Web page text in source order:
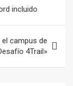
incluido
campus de
4Trail»